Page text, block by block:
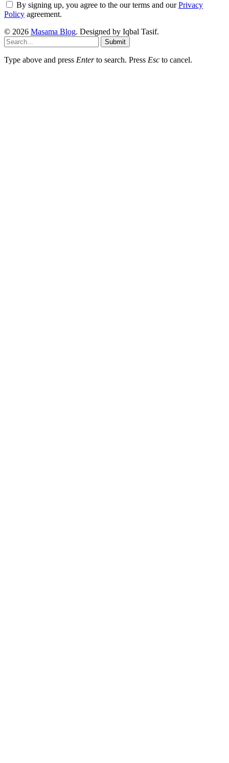
By signing up, you agree to the our terms and ourPrivacy
Policy agreement.
© 2026 Masama Blog. Designed by Iqbal Tasif.
Submit
Type above and press Enterto search. Press Esc to cancel.